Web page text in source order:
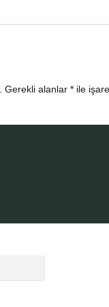
Gerekli alanlar * ile